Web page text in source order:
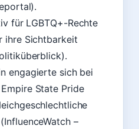
für LGBTQ+-Rechte
ihre Sichtbarkeit
engagierte sich bei
State Pride
–